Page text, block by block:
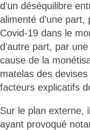
d’un déséquilibre
alimenté d’une part,
Covid-19 dans le
d’autre part, par
cause de la
matelas des
facteurs explicatifs
Sur le plan externe,
ayant provoqué